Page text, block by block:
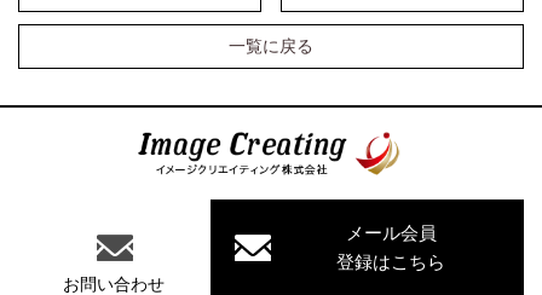
一覧に戻る
お問い合わせ
メール会員
登録はこちら